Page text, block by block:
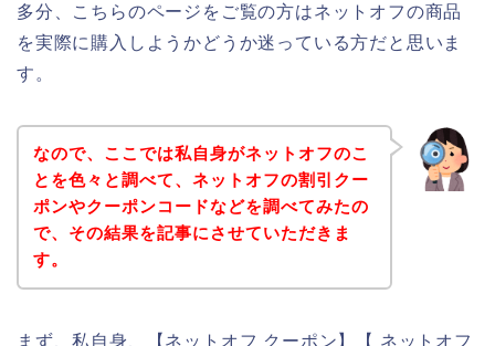
多分、こちらのページをご覧の方はネットオフの商品
を実際に購入しようかどうか迷っている方だと思いま
す。
なので、ここでは私自身がネットオフのこ
とを色々と調べて、ネットオフの割引クー
ポンやクーポンコードなどを調べてみたの
で、その結果を記事にさせていただきま
す。
まず、私自身、【ネットオフ クーポン】【 ネットオフ